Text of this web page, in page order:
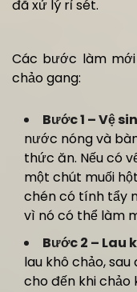
đã xử lý rỉ sét.
Các bước làm
chảo gang:
Bước 1 – Vệ
nước nóng và
thức ăn. Nếu có
một chút muối
chén có tính tẩy
vì nó có thể làm
Bước 2 – Lau
lau khô chảo,
cho đến khi chảo